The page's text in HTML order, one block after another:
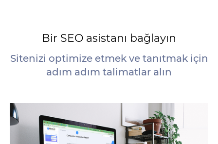
Bir SEO asistanı bağlayın
Sitenizi optimize etmek ve tanıtmak için
adım adım talimatlar alın